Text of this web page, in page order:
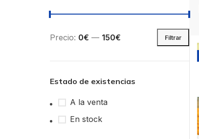
Filtrar
Precio: 0€ — 150€
Estado de existencias
A la venta
En stock